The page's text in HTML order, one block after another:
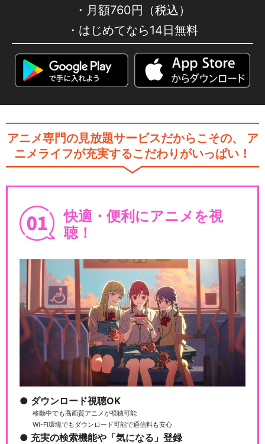
劇場版銀魂 完結篇 万事屋よ永
遠なれ
銀魂 THE FINAL
銀魂 THE SEMI-FINAL
銀魂 ジャンプアニメツアー20
05&2008
銀魂 ジャンプスペシャルア
ニメフェスタ2014
銀魂オンシアター2D バラガキ
月額760円（税込）
はじめてなら14日無料
アニメ専門の見放題サービスだからこその、
ア
ニメライフが充実するこだわりがいっぱい！
快適・便利にアニメを視
聴！
ダウンロード視聴OK
移動中でも高画質アニメが視聴可能
Wi-Fi環境でもダウンロード可能で通信料も安心
充実の検索機能や「気になる」登録